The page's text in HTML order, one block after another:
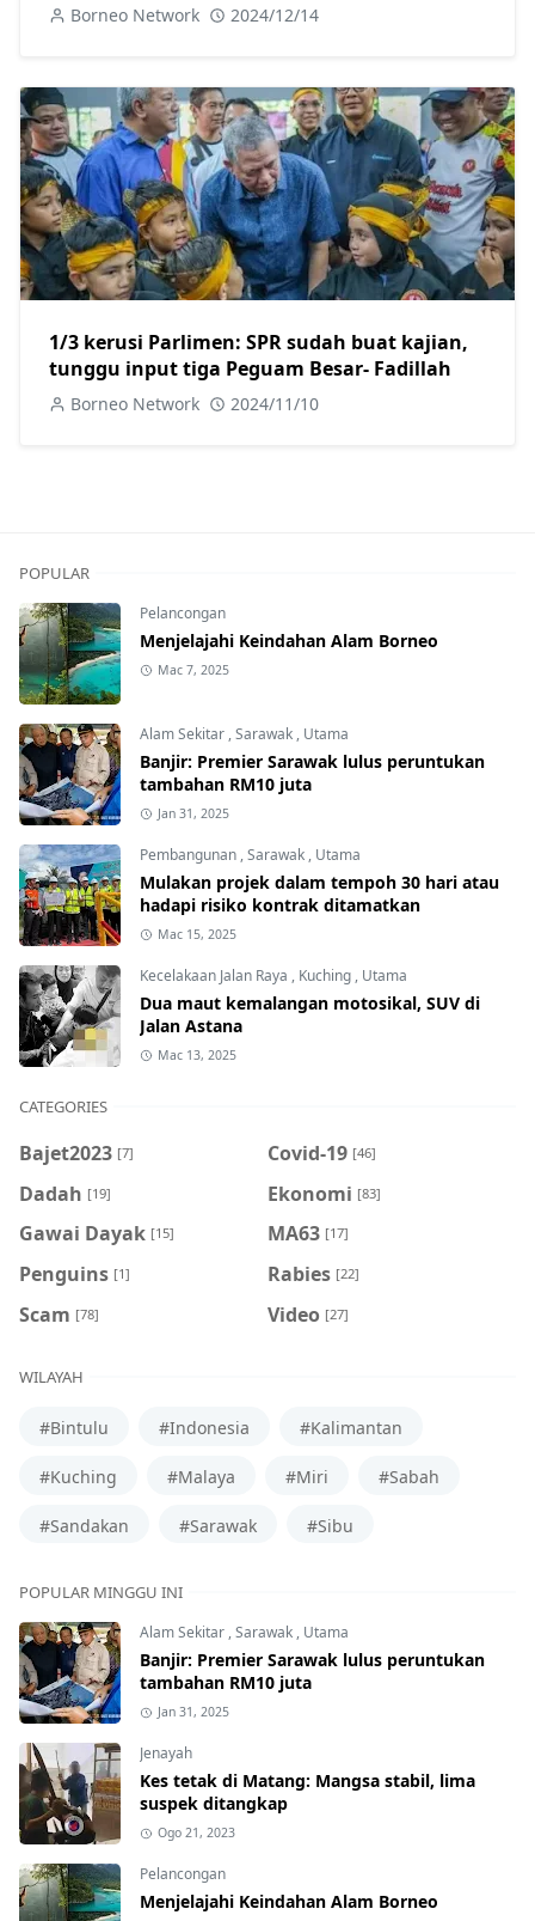
Fadillah
Borneo Network 2024/12/14
1/3 kerusi Parlimen: SPR sudah buat kajian,
tunggu input tiga Peguam Besar- Fadillah
Borneo Network 2024/11/10
POPULAR
Pelancongan
Menjelajahi Keindahan Alam Borneo
Mac 7, 2025
Alam Sekitar ,Sarawak , Utama
Banjir: Premier Sarawak lulus peruntukan
tambahan RM10 juta
Jan 31, 2025
Pembangunan ,Sarawak , Utama
Mulakan projek dalam tempoh 30 hari atau
hadapi risiko kontrak ditamatkan
Mac 15, 2025
Kecelakaan Jalan Raya , Kuching , Utama
Dua maut kemalangan motosikal, SUV di
Jalan Astana
Mac 13, 2025
CATEGORIES
Bajet2023 [7] Covid-19 [46]
Dadah [19] Ekonomi [83]
Gawai Dayak [15] MA63 [17]
Penguins [1] Rabies [22]
Scam [78] Video [27]
WILAYAH
#Bintulu #Indonesia #Kalimantan
#Kuching #Malaya #Miri #Sabah
#Sandakan #Sarawak #Sibu
POPULAR MINGGU INI
Alam Sekitar,Sarawak, Utama
Banjir: Premier Sarawak lulus peruntukan
tambahan RM10 juta
Jan 31, 2025
Jenayah
Kes tetak di Matang: Mangsa stabil, lima
suspek ditangkap
Ogo 21, 2023
Pelancongan
Menjelajahi Keindahan Alam Borneo